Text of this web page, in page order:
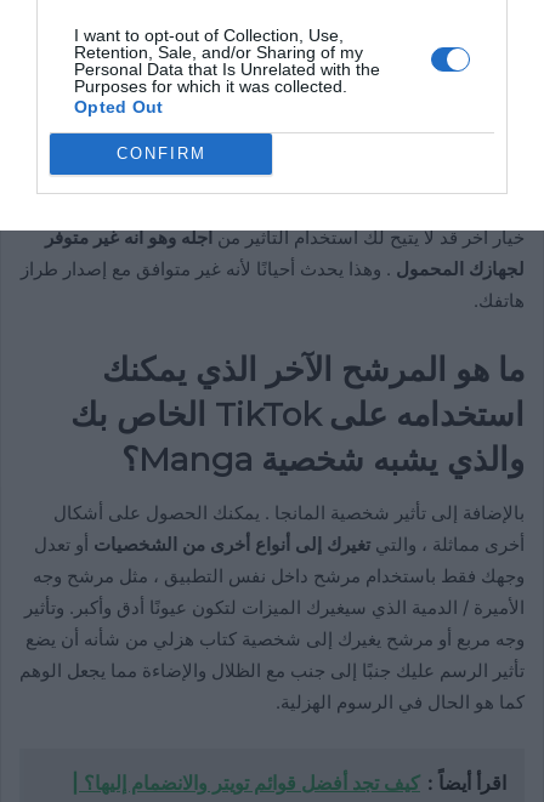
I want to opt-out of Collection, Use,
Retention, Sale, and/or Sharing of my
Personal Data that Is Unrelated with the
Purposes for which it was collected.
Opted Out
CONFIRM
يعرض إخفاقات في بعض أدواته ، في قسمالتأثيرات هو المكان الذي
قدم فيه معظم الأخطاء.
في حالة استخدام هذا التأثير لتصبح شخصية مانجا . فقد تعاني من
تعثر حركة الدمية لأنها تستخدم الكثير من البيانات على الهواتف.
خيار آخر قد لا يتيح لك استخدام التأثير منأجله وهو أنه غير متوفر
لجهازك المحمول . وهذا يحدث أحيانًا لأنه غير متوافق مع إصدار طراز
هاتفك.
ما هو المرشح الآخر الذي يمكنك
استخدامه على TikTok الخاص بك
والذي يشبه شخصية Manga؟
بالإضافة إلى تأثير شخصية المانجا . يمكنك الحصول على أشكال
أخرى مماثلة ، والتي تغيرك إلى أنواع أخرى من الشخصيات أو تعدل
وجهك فقط باستخدام مرشح داخل نفس التطبيق ، مثل مرشح وجه
الأميرة / الدمية الذي سيغيرك الميزات لتكون عيونًا أدق وأكبر. وتأثير
وجه مربع أو مرشح يغيرك إلى شخصية كتاب هزلي من شأنه أن يضع
تأثير الرسم عليك جنبًا إلى جنب مع الظلال والإضاءة مما يجعل الوهم
كما هو الحال في الرسوم الهزلية.
اقرأ أيضاً : كيف تجد أفضل قوائم تويتر والانضمام إليها؟ |